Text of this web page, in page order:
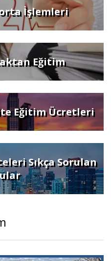
İşlemleri
Eğitim
Eğitim Ücretleri
Sıkça Sorulan